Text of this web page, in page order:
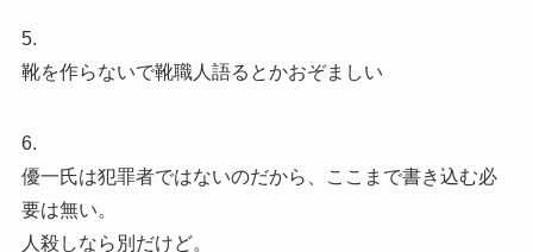
5.
靴を作らないで靴職人語るとかおぞましい
6.
優一氏は犯罪者ではないのだから、ここまで書き込む必
要は無い。
人殺しなら別だけど。